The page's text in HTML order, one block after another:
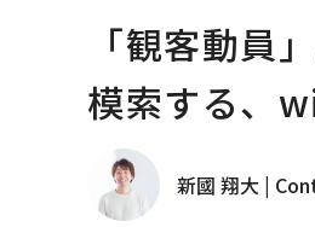
「観客動
模索する、
新國 翔大 |